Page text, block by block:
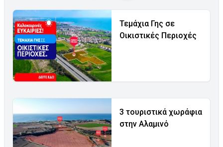
Τεμάχια Γης σε
Οικιστικές Περιοχές
3 τουριστικά χωράφια
στην Αλαμινό